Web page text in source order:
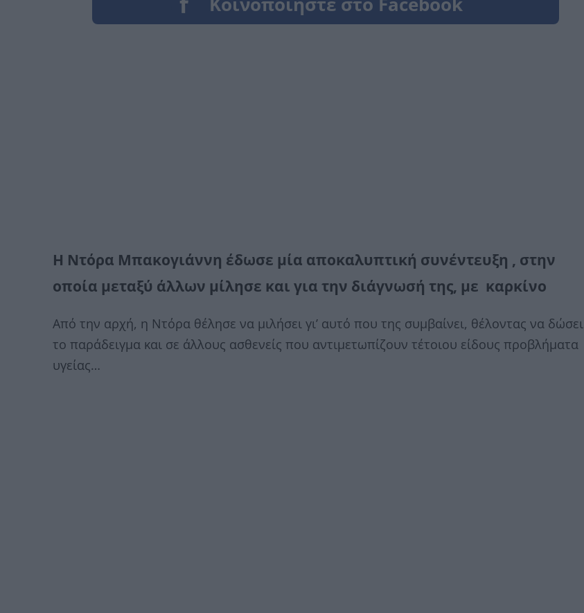
Η Ντόρα Μπακογιάννη έδωσε μία αποκαλυπτική συνέντευξη , στην
οποία μεταξύ άλλων μίλησε και για την διάγνωσή της, με καρκίνο
Από την αρχή, η Ντόρα θέλησε να μιλήσει γι’ αυτό που της συμβαίνει, θέλοντας να δώσει
το παράδειγμα και σε άλλους ασθενείς που αντιμετωπίζουν τέτοιου είδους προβλήματα
υγείας…